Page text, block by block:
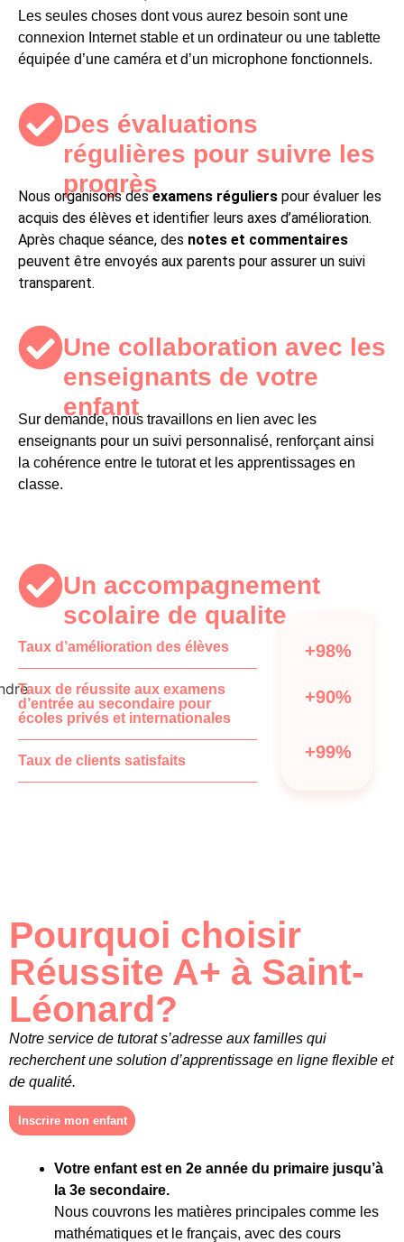
Les seules choses dont vous aurez besoin sont une
connexion Internet stable et un ordinateur ou une tablette
équipée d’une caméra et d’un microphone fonctionnels.
Des évaluations
régulières pour suivre les
progrès​
Nous organisons desexamens réguliers pour évaluer les
acquis des élèves et identifier leurs axes d’amélioration.
Après chaque séance, des notes et commentaires
peuvent être envoyés aux parents pour assurer un suivi
transparent.
Une collaboration avec les
enseignants de votre
enfant​
Sur demande, nous travaillons en lien avec les
enseignants pour un suivi personnalisé, renforçant ainsi
la cohérence entre le tutorat et les apprentissages en
classe.
Un accompagnement
scolaire de qualite​
Taux d’amélioration des élèves
Taux de réussite aux examens
d’entrée au secondaire pour
écoles privés et internationales
Taux de clients satisfaits
+98%
+90%
+99%
Pourquoi choisir
Réussite A+ à Saint-
Léonard?
Notre service de tutorat s’adresse aux familles qui
recherchent une solution d’apprentissage en ligne flexible et
de qualité.
Inscrire mon enfant
Votre enfant est en 2e année du primaire jusqu’à
la 3e secondaire.
Nous couvrons les matières principales comme les
mathématiques et le français, avec des cours